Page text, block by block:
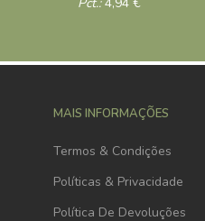
MAIS INFORMAÇÕES
Termos & Condições
Políticas & Privacidade
Política De Devoluções